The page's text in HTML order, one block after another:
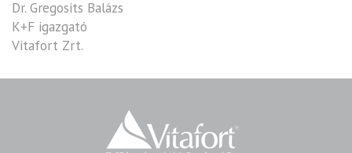
Dr. Gregosits Balázs
K+F igazgató
Vitafort Zrt.